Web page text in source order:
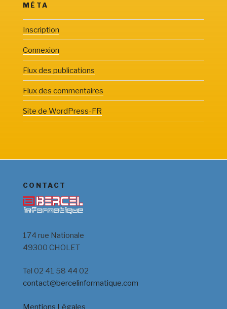
MÉTA
Inscription
Connexion
Flux des publications
Flux des commentaires
Site de WordPress-FR
CONTACT
174 rue Nationale
49300 CHOLET
Tel 02 41 58 44 02
contact@bercelinformatique.com
Mentions Légales